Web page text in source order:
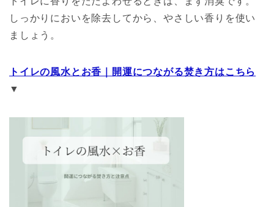
しっかりにおいを除去してから、やさしい香りを使い
ましょう。
トイレの風水とお香｜開運につながる焚き方はこちら
▼